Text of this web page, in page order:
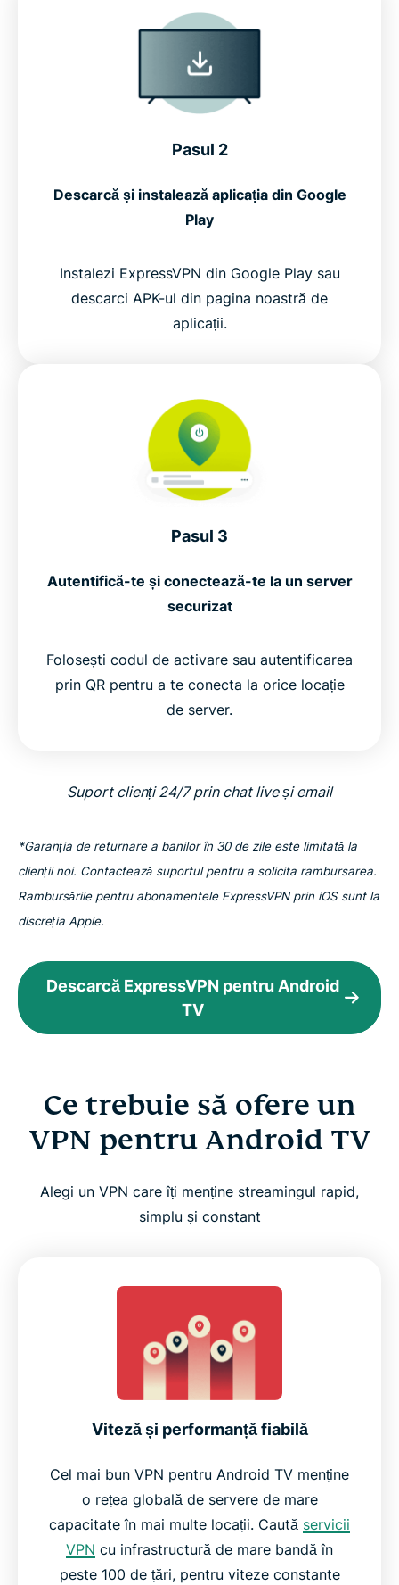
Pasul 2
Descarcă și instalează aplicația din Google
Play
Instalezi ExpressVPN din Google Play sau
descarci APK-ul din pagina noastră de
aplicații.
Pasul 3
Autentifică-te și conectează-te la un server
securizat
Folosești codul de activare sau autentificarea
prin QR pentru a te conecta la orice locație
de server.
Suport clienți 24/7 prin chat live și email
*Garanția de returnare a banilor în 30 de zile este limitată la
clienții noi. Contactează suportul pentru a solicita rambursarea.
Rambursările pentru abonamentele ExpressVPN prin iOS sunt la
discreția Apple.
Descarcă ExpressVPN pentru Android
TV
Ce trebuie să ofere un
VPN pentru Android TV
Alegi un VPN care îți menține streamingul rapid,
simplu și constant
Viteză și performanță fiabilă
Cel mai bun VPN pentru Android TV menține
o rețea globală de servere de mare
capacitate în mai multe locații. Caută servicii
VPN cu infrastructură de mare bandă în
peste 100 de țări, pentru viteze constante